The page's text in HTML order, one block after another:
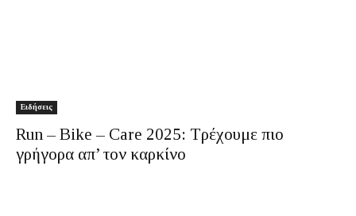
Ειδήσεις
Run – Bike – Care 2025: Τρέχουμε πιο
γρήγορα απ’ τον καρκίνο